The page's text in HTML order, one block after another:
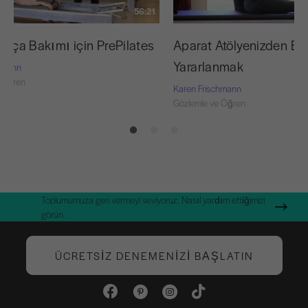
56:21
Bakımı için PrePilates
Aparat Atölyenizden
Yararlanmak
Karen Frischmann
Gözlemle ve Öğren
Toplumumuza geri vermeyi seviyoruz. Nasıl yardım ettiğimizi
görün.
ÜCRETSIZ DENEMENIZI BAŞLATIN